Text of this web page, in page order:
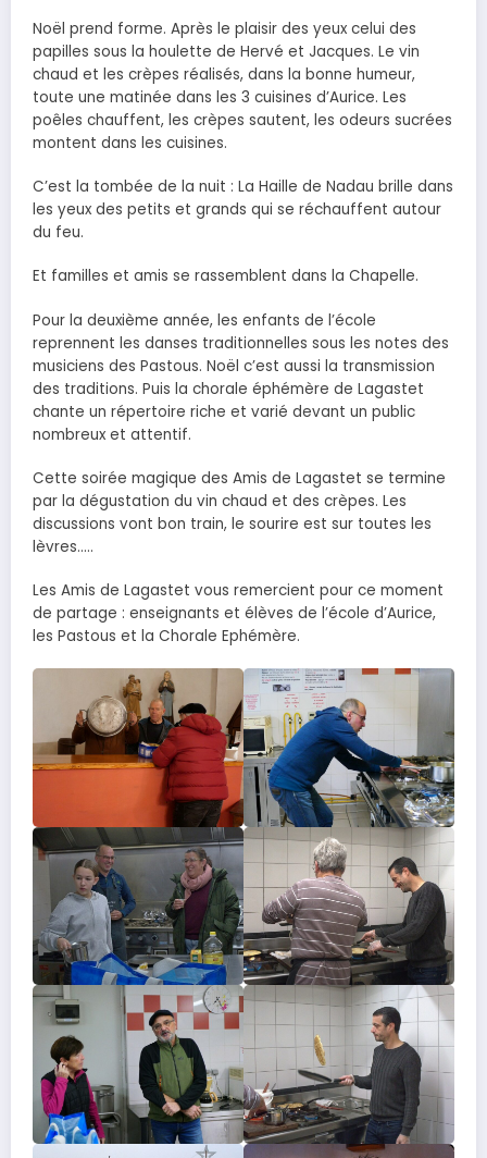
Noël prend forme. Après le plaisir des yeux celui des
papilles sous la houlette de Hervé et Jacques. Le vin
chaud et les crèpes réalisés, dans la bonne humeur,
toute une matinée dans les 3 cuisines d’Aurice. Les
poêles chauffent, les crèpes sautent, les odeurs sucrées
montent dans les cuisines.
C’est la tombée de la nuit : La Haille de Nadau brille dans
les yeux des petits et grands qui se réchauffent autour
du feu.
Et familles et amis se rassemblent dans la Chapelle.
Pour la deuxième année, les enfants de l’école
reprennent les danses traditionnelles sous les notes des
musiciens des Pastous. Noël c’est aussi la transmission
des traditions. Puis la chorale éphémère de Lagastet
chante un répertoire riche et varié devant un public
nombreux et attentif.
Cette soirée magique des Amis de Lagastet se termine
par la dégustation du vin chaud et des crèpes. Les
discussions vont bon train, le sourire est sur toutes les
lèvres…..
Les Amis de Lagastet vous remercient pour ce moment
de partage : enseignants et élèves de l’école d’Aurice,
les Pastous et la Chorale Ephémère.